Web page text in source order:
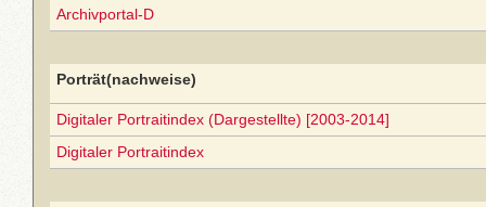
Archivportal-D
Porträt(nachweise)
Digitaler Portraitindex (Dargestellte) [2003-2014]
Digitaler Portraitindex